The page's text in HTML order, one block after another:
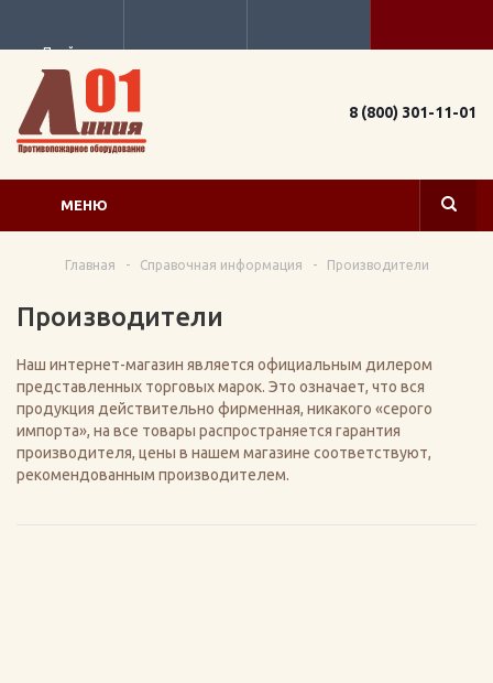
Прайс
8 (800) 301-11-01
МЕНЮ
Главная - Справочная информация - Производители
Производители
Наш интернет-магазин является официальным дилером
представленных торговых марок. Это означает, что вся
продукция действительно фирменная, никакого «серого
импорта», на все товары распространяется гарантия
производителя, цены в нашем магазине соответствуют,
рекомендованным производителем.